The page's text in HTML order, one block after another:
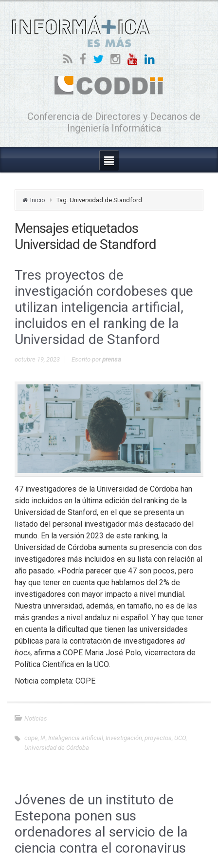
Conferencia de Directores y Decanos de
Ingeniería Informática
Inicio Tag: Universidad de Standford
Mensajes etiquetados
Universidad de Standford
Tres proyectos de
investigación cordobeses que
utilizan inteligencia artificial,
incluidos en el ranking de la
Universidad de Stanford
octubre 19, 2023 Escrito porprensa
47 investigadores de la Universidad de Córdoba han
sido incluidos en la última edición del ranking de la
Universidad de Stanford, en el que se presenta un
listado del personal investigador más destacado del
mundo. En la versión 2023 de este ranking, la
Universidad de Córdoba aumenta su presencia con dos
investigadores más incluidos en su lista con relación al
año pasado. «Podría parecer que 47 son pocos, pero
hay que tener en cuenta que hablamos del 2% de
investigadores con mayor impacto a nivel mundial.
Nuestra universidad, además, en tamaño, no es de las
más grandes a nivel andaluz ni español. Y hay que tener
en cuenta la dificultad que tienen las universidades
públicas para la contratación de investigadores ad
hoc», afirma a COPE Maria José Polo, vicerrectora de
Política Científica en la UCO.
Noticia completa: COPE
Noticias
cope, IA, Inteligencia artificial, Investigación, proyectos, UCO,
Universidad de Córdoba
Jóvenes de un instituto de
Estepona ponen sus
ordenadores al servicio de la
ciencia contra el coronavirus